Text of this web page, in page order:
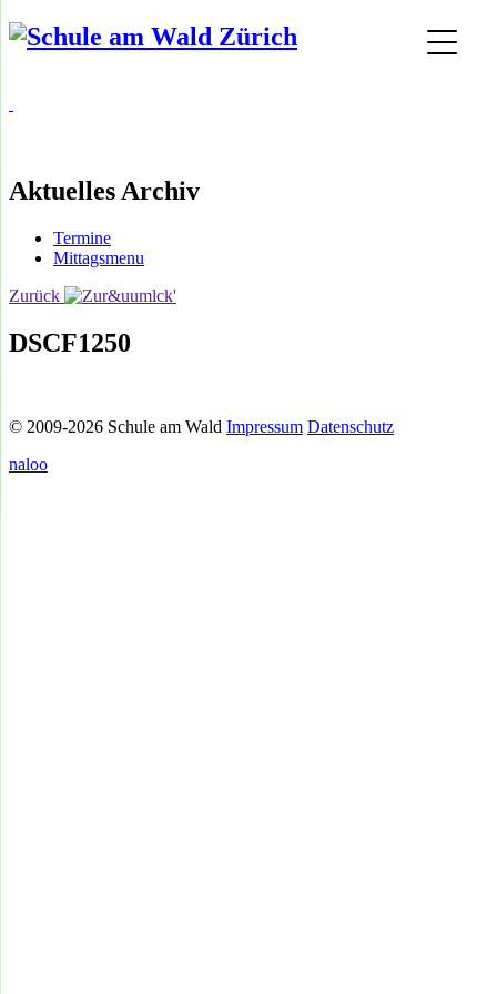
Aktuelles Archiv
Termine
Mittagsmenu
Zurück
DSCF1250
© 2009-2026 Schule am Wald Impressum Datenschutz
naloo